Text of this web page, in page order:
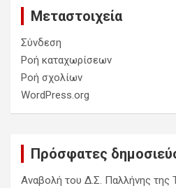
Μεταστοιχεία
Σύνδεση
Ροή καταχωρίσεων
Ροή σχολίων
WordPress.org
Πρόσφατες
Αναβολή του Δ.Σ. Παλλήνης της